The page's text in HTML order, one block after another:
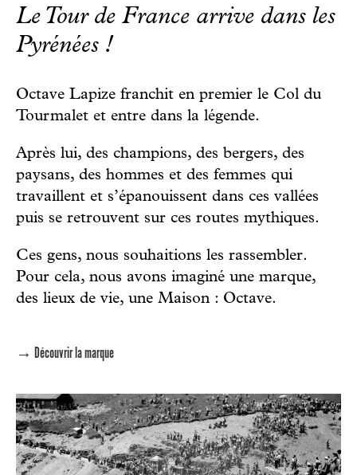
Le Tour de France arrive dans les
Pyrénées !
Octave Lapize franchit en premier le Col du
Tourmalet et entre dans la légende.
Après lui, des champions, des bergers, des
paysans, des hommes et des femmes qui
travaillent et s’épanouissent dans ces vallées
puis se retrouvent sur ces routes mythiques.
Ces gens, nous souhaitions les rassembler.
Pour cela, nous avons imaginé une marque,
des lieux de vie, une Maison : Octave.
→ Découvrir la marque